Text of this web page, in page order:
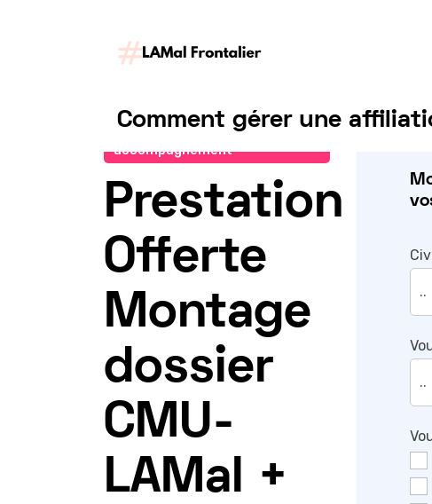
Comment gérer une
Demander un
accompagnement
Prestation
Offerte
Montage
dossier
CMU-
LAMal +